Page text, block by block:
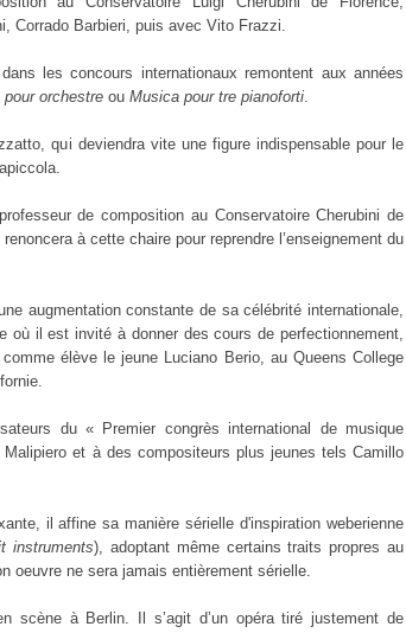
Corrado Barbieri, puis avec Vito Frazzi.
les concours internationaux remontent aux années
pour orchestre ou Musica pour tre pianoforti.
qui deviendra vite une figure indispensable pour le
de composition au Conservatoire Cherubini de
à cette chaire pour reprendre l’enseignement du
augmentation constante de sa célébrité internationale,
où il est invité à donner des cours de perfectionnement,
élève le jeune Luciano Berio, au Queens College
du « Premier congrès international de musique
et à des compositeurs plus jeunes tels Camillo
il affine sa manière sérielle d'inspiration weberienne
instruments), adoptant même certains traits propres au
oeuvre ne sera jamais entièrement sérielle.
scène à Berlin. Il s’agit d’un opéra tiré justement de